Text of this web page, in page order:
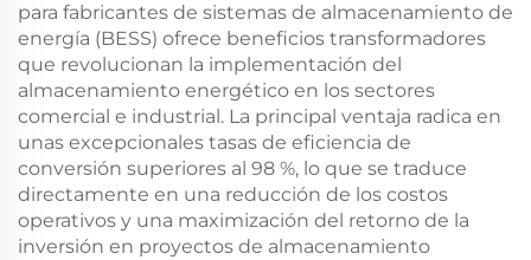
para fabricantes de sistemas de almacenamiento de
energía (BESS) ofrece beneficios transformadores
que revolucionan la implementación del
almacenamiento energético en los sectores
comercial e industrial. La principal ventaja radica en
unas excepcionales tasas de eficiencia de
conversión superiores al 98 %, lo que se traduce
directamente en una reducción de los costos
operativos y una maximización del retorno de la
inversión en proyectos de almacenamiento